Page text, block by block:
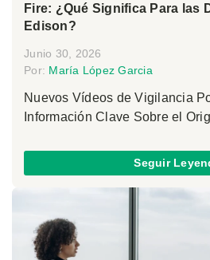
Fire: ¿Qué Significa Para las
Edison?
Junio 30, 2026
Por: María López Garcia
Nuevos Vídeos de Vigilancia
Información Clave Sobre el
Seguir